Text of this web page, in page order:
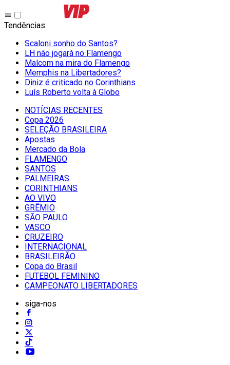
Tendências:
Scaloni sonho do Santos?
LH não jogará no Flamengo
Malcom na mira do Flamengo
Memphis na Libertadores?
Diniz é criticado no Corinthians
Luís Roberto volta à Globo
NOTÍCIAS RECENTES
Copa 2026
SELEÇÃO BRASILEIRA
Apostas
Mercado da Bola
FLAMENGO
SANTOS
PALMEIRAS
CORINTHIANS
AO VIVO
GRÊMIO
SĀO PAULO
VASCO
CRUZEIRO
INTERNACIONAL
BRASILEIRÃO
Copa do Brasil
FUTEBOL FEMININO
CAMPEONATO LIBERTADORES
siga-nos